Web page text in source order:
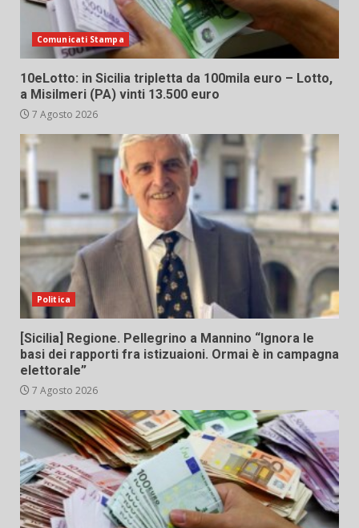
Comunicati Stampa
10eLotto: in Sicilia tripletta da 100mila euro – Lotto,
a Misilmeri (PA) vinti 13.500 euro
7 Agosto 2026
Politica
[Sicilia] Regione. Pellegrino a Mannino “Ignora le
basi dei rapporti fra istizuaioni. Ormai è in campagna
elettorale”
7 Agosto 2026